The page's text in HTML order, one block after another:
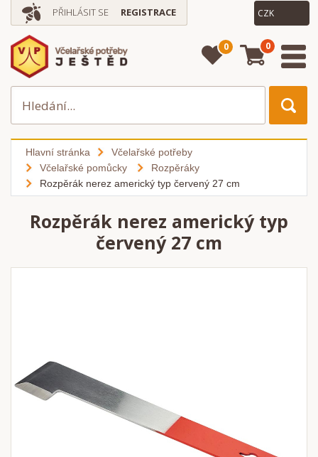
PŘIHLÁSIT SE REGISTRACE
0 0
Hlavní stránka
Včelařské potřeby
Včelařské pomůcky
Rozpěráky
Rozpěrák nerez americký typ červený 27 cm
Rozpěrák nerez americký typ
červený 27 cm